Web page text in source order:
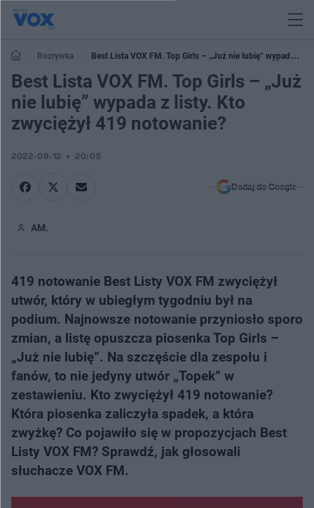
Rozrywka
Best Lista VOX FM. Top Girls – „Już nie lubię” wypada z
listy. Kto zwyciężył 419 notowanie?
Best Lista VOX FM. Top Girls – „Już
nie lubię” wypada z listy. Kto
zwyciężył 419 notowanie?
2022-08-12 20:05
Dodaj do Google
AM.
419 notowanie Best Listy VOX FM zwyciężył
utwór, który w ubiegłym tygodniu był na
podium. Najnowsze notowanie przyniosło sporo
zmian, a listę opuszcza piosenka Top Girls –
„Już nie lubię”. Na szczęście dla zespołu i
fanów, to nie jedyny utwór „Topek” w
zestawieniu. Kto zwyciężył 419 notowanie?
Która piosenka zaliczyła spadek, a która
zwyżkę? Co pojawiło się w propozycjach Best
Listy VOX FM? Sprawdź, jak głosowali
słuchacze VOX FM.